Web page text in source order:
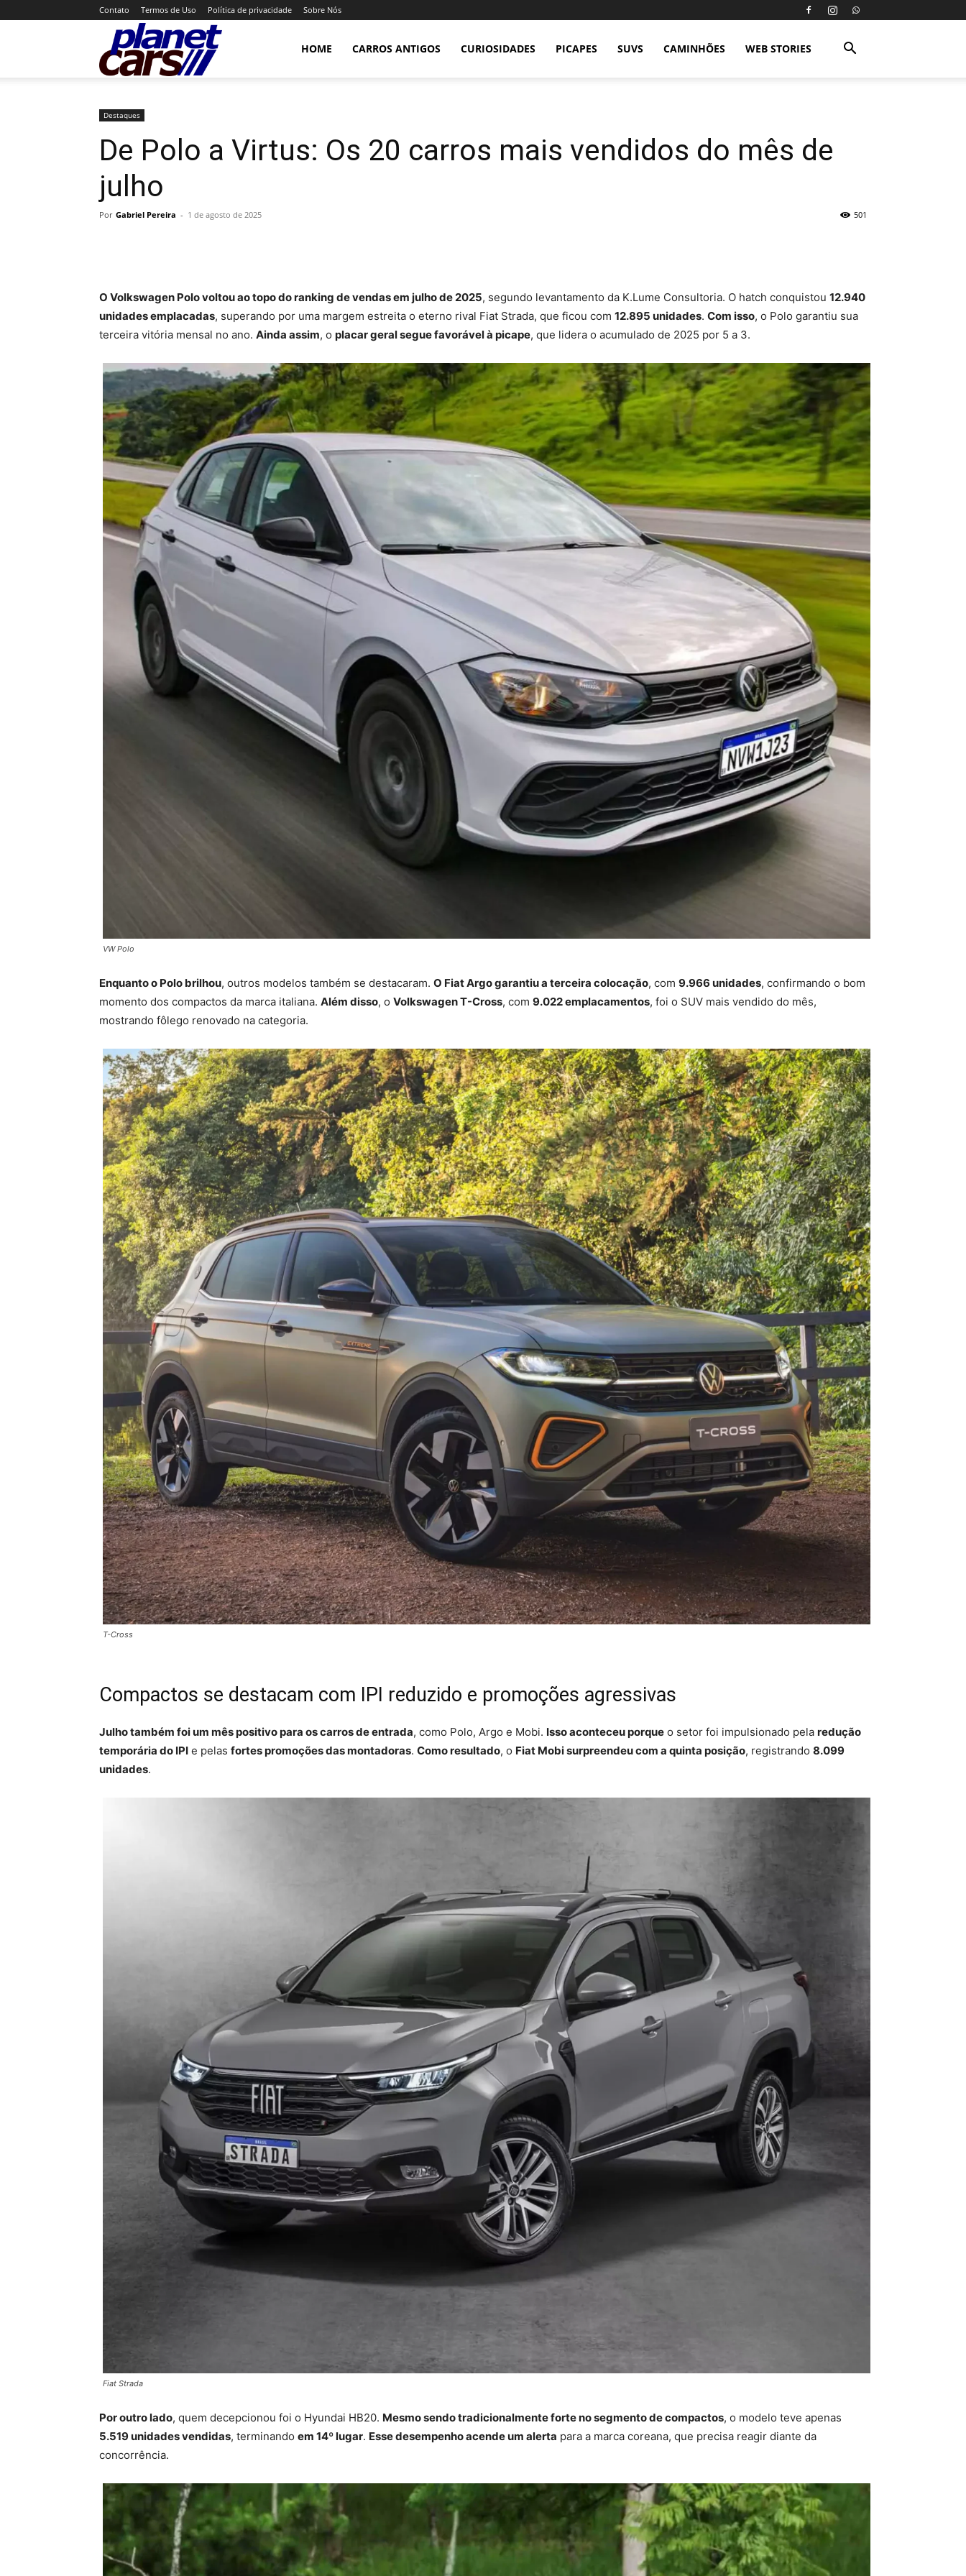
Contato Termos de Uso Política de privacidade Sobre Nós
HOME CARROS ANTIGOS CURIOSIDADES PICAPES SUVS CAMINHÕES WEB STORIES
Destaques
De Polo a Virtus: Os 20 carros mais vendidos do mês de
julho
Por Gabriel Pereira - 1 de agosto de 2025 501
O Volkswagen Polo voltou ao topo do ranking de vendas em julho de 2025, segundo levantamento da K.Lume Consultoria. O hatch conquistou 12.940
unidades emplacadas, superando por uma margem estreita o eterno rival Fiat Strada, que ficou com 12.895 unidades. Com isso, o Polo garantiu sua
terceira vitória mensal no ano. Ainda assim, o placar geral segue favorável à picape, que lidera o acumulado de 2025 por 5 a 3.
VW Polo
Enquanto o Polo brilhou, outros modelos também se destacaram. O Fiat Argo garantiu a terceira colocação, com 9.966 unidades, confirmando o bom
momento dos compactos da marca italiana. Além disso, o Volkswagen T-Cross, com 9.022 emplacamentos, foi o SUV mais vendido do mês,
mostrando fôlego renovado na categoria.
T-Cross
Compactos se destacam com IPI reduzido e promoções agressivas
Julho também foi um mês positivo para os carros de entrada, como Polo, Argo e Mobi. Isso aconteceu porque o setor foi impulsionado pela redução
temporária do IPI e pelas fortes promoções das montadoras. Como resultado, o Fiat Mobi surpreendeu com a quinta posição, registrando 8.099
unidades.
Fiat Strada
Por outro lado, quem decepcionou foi o Hyundai HB20. Mesmo sendo tradicionalmente forte no segmento de compactos, o modelo teve apenas
5.519 unidades vendidas, terminando em 14º lugar. Esse desempenho acende um alerta para a marca coreana, que precisa reagir diante da
concorrência.